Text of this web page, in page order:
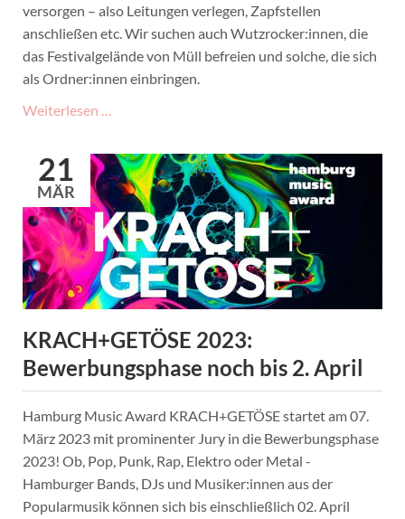
versorgen – also Leitungen verlegen, Zapfstellen
anschließen etc. Wir suchen auch Wutzrocker:innen, die
das Festivalgelände von Müll befreien und solche, die sich
als Ordner:innen einbringen.
Weiterlesen …
-
Jetzt
auch
online!
21
MÄR
KRACH+GETÖSE 2023:
Bewerbungsphase noch bis 2. April
Hamburg Music Award KRACH+GETÖSE startet am 07.
März 2023 mit prominenter Jury in die Bewerbungsphase
2023! Ob, Pop, Punk, Rap, Elektro oder Metal -
Hamburger Bands, DJs und Musiker:innen aus der
Popularmusik können sich bis einschließlich 02. April